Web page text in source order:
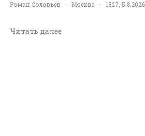
Роман Соловьев · Москва · 13:17, 5.8.2026
Читать далее